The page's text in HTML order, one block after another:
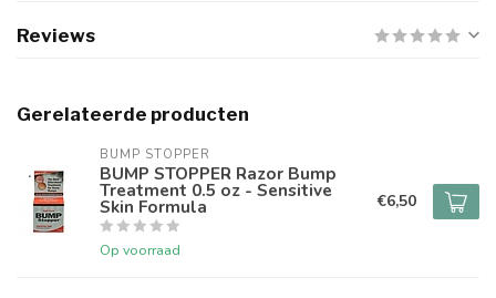
Reviews
Gerelateerde producten
BUMP STOPPER
BUMP STOPPER Razor Bump
Treatment 0.5 oz - Sensitive
Skin Formula
Op voorraad
€6,50